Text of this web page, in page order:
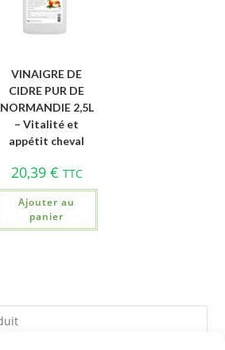
VINAIGRE DE
CIDRE PUR DE
NORMANDIE 2,5L
– Vitalité et
appétit cheval
20,39 € TTC
Ajouter au
panier